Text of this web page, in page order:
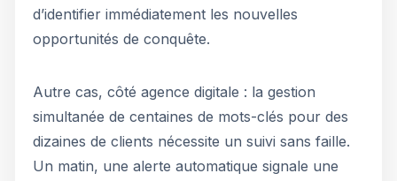
d’identifier immédiatement les nouvelles
opportunités de conquête.
Autre cas, côté agence digitale : la gestion
simultanée de centaines de mots-clés pour des
dizaines de clients nécessite un suivi sans faille.
Un matin, une alerte automatique signale une